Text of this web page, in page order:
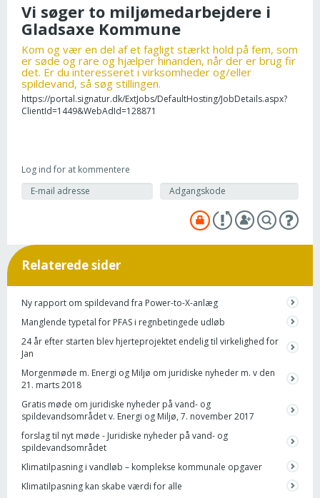
Vi søger to miljømedarbejdere i
Gladsaxe Kommune
Kom og vær en del af et fagligt stærkt hold på fem, som
er søde og rare og hjælper hinanden, når der er brug fir
det. Er du interesseret i virksomheder og/eller
spildevand, så søg stillingen.
https://portal.signatur.dk/ExtJobs/DefaultHosting/JobDetails.aspx?
ClientId=1449&WebAdId=128871
Log ind for at kommentere
Relaterede sider
Ny rapport om spildevand fra Power-to-X-anlæg
Manglende typetal for PFAS i regnbetingede udløb
24 år efter starten blev hjerteprojektet endelig til virkelighed for
Jan
Morgenmøde m. Energi og Miljø om juridiske nyheder m. v den
21. marts 2018
Gratis møde om juridiske nyheder på vand- og
spildevandsområdet v. Energi og Miljø, 7. november 2017
forslag til nyt møde - Juridiske nyheder på vand- og
spildevandsområdet
Klimatilpasning i vandløb – komplekse kommunale opgaver
Klimatilpasning kan skabe værdi for alle